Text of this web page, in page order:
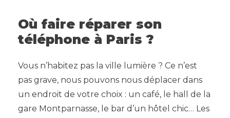
Où faire réparer son
téléphone à Paris ?
Vous n’habitez pas la ville lumière ? Ce n’est
pas grave, nous pouvons nous déplacer dans
un endroit de votre choix : un café, le hall de la
gare Montparnasse, le bar d’un hôtel chic… Les